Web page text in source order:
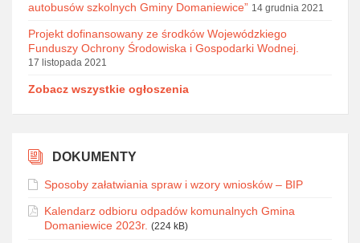
autobusów szkolnych Gminy Domaniewice” 14 grudnia 2021
Projekt dofinansowany ze środków Wojewódzkiego
Funduszy Ochrony Środowiska i Gospodarki Wodnej.
17 listopada 2021
Zobacz wszystkie ogłoszenia
DOKUMENTY
Sposoby załatwiania spraw i wzory wniosków – BIP
Kalendarz odbioru odpadów komunalnych Gmina
Domaniewice 2023r. (224 kB)